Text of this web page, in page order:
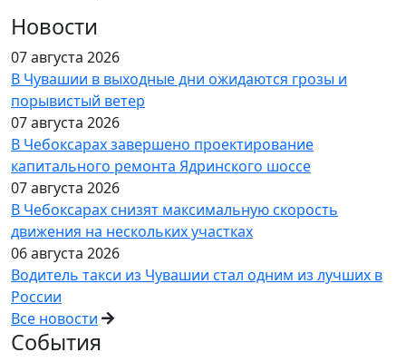
Новости
07 августа 2026
В Чувашии в выходные дни ожидаются грозы и
порывистый ветер
07 августа 2026
В Чебоксарах завершено проектирование
капитального ремонта Ядринского шоссе
07 августа 2026
В Чебоксарах снизят максимальную скорость
движения на нескольких участках
06 августа 2026
Водитель такси из Чувашии стал одним из лучших в
России
Все новости
События